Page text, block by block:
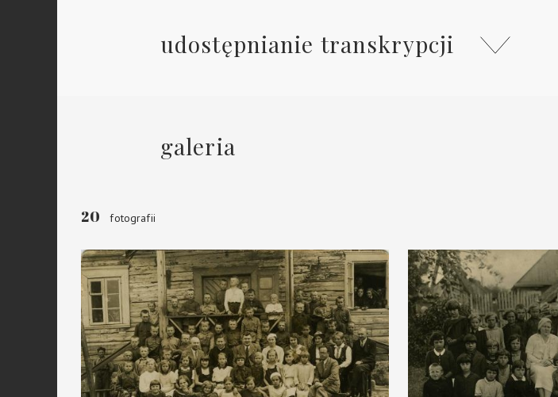
udostępnianie transkrypcji
galeria
20 fotografii